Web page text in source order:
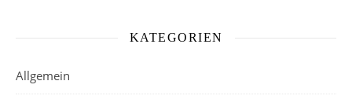
KATEGORIEN
Allgemein